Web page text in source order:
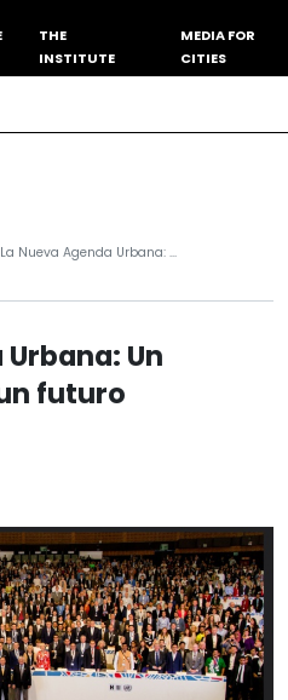
THE
INSTITUTE
MEDIA FOR
CITIES
La Nueva Agenda Urbana: ...
Un
futuro